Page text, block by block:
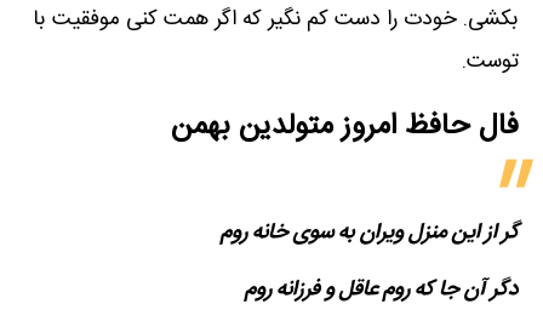
بکشی. خودت را دست کم نگیر که اگر همت کنی موفقیت با
توست.
فال حافظ امروز متولدین‌ بهمن
گر از این منزل ویران به سوی خانه روم
دگر آن جا که روم عاقل و فرزانه روم